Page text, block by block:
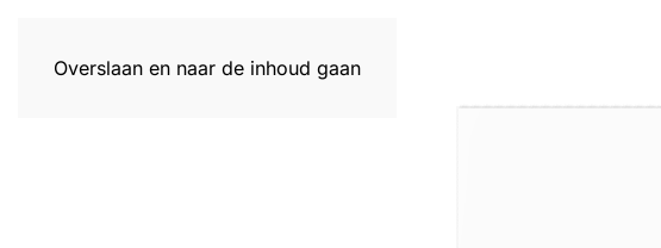
Overslaan en naar de inhoud gaan